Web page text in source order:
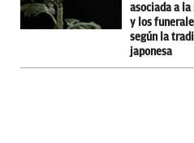
asociada a
y los
según la
japonesa